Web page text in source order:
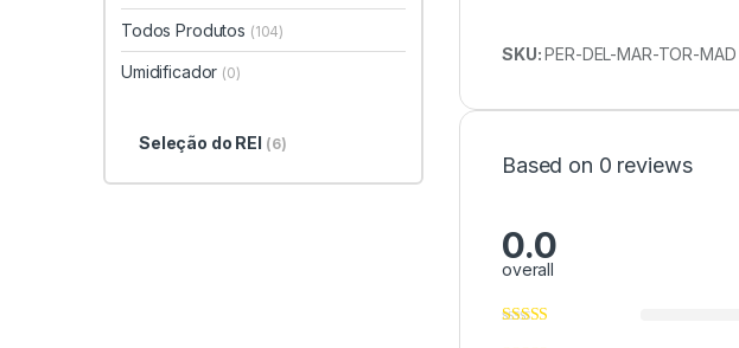
SKU:PER-DEL-MAR-TOR-MAD
Based on 0 reviews
0.0
overall
Todos Produtos (104)
Umidificador (0)
Seleção do REI (6)